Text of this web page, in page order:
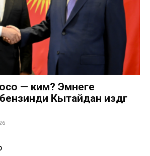
— ким? Эмнеге
Кытайдан издөөгө